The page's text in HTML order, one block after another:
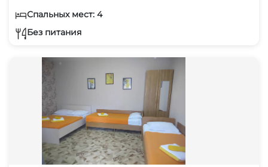
Спальных мест: 4
Без питания